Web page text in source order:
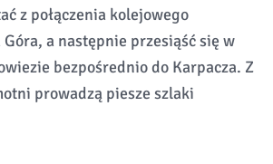
z połączenia kolejowego
a następnie przesiąść się w
bezpośrednio do Karpacza. Z
prowadzą piesze szlaki